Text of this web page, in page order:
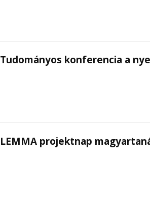
Tudományos konferencia a
LEMMA projektnap